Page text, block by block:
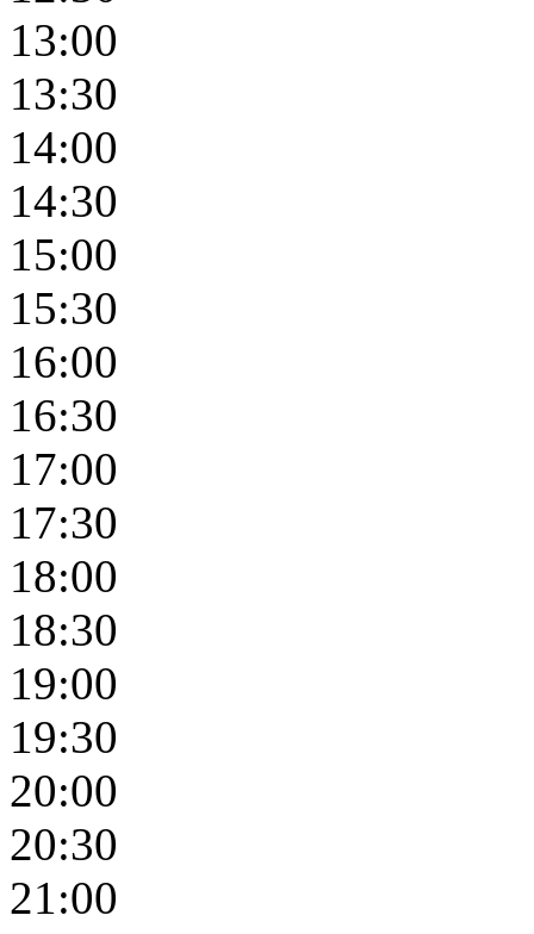
13:00
13:30
14:00
14:30
15:00
15:30
16:00
16:30
17:00
17:30
18:00
18:30
19:00
19:30
20:00
20:30
21:00